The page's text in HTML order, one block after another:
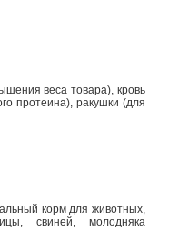
веса товара), кровь
протеина), ракушки (для
корм для животных,
свиней, молодняка